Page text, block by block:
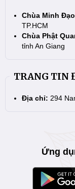
Chùa Minh
TP.HCM
Chùa Phật
tỉnh An Giang
TRANG TIN
Địa chỉ: 294
Ứng